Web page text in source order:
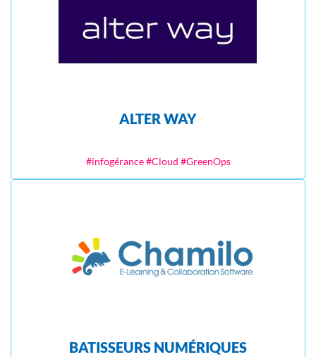
ALTER WAY
#infogérance #Cloud #GreenOps
BATISSEURS NUMÉRIQUES